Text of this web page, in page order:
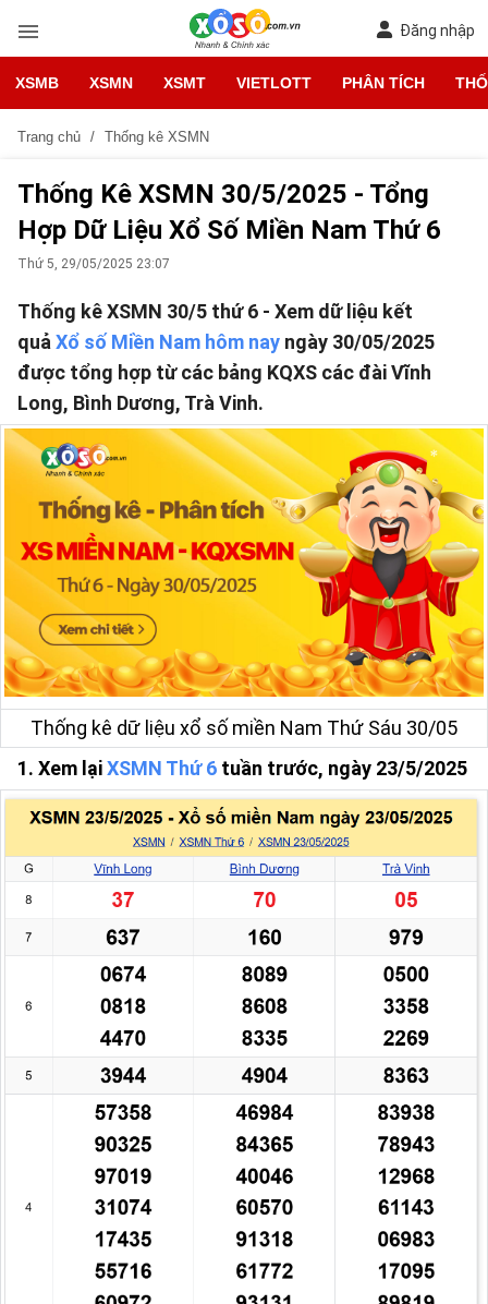
Đăng nhập
XSMB XSMN XSMT VIETLOTT PHÂN TÍCH
Trang chủ Thống kê XSMN
Thống Kê XSMN 30/5/2025 - Tổng
Hợp Dữ Liệu Xổ Số Miền Nam Thứ 6
Thứ 5, 29/05/2025 23:07
Thống kê XSMN 30/5 thứ 6 - Xem dữ liệu kết
quả Xổ số Miền Nam hôm nay ngày 30/05/2025
được tổng hợp từ các bảng KQXS các đài Vĩnh
Long, Bình Dương, Trà Vinh.
Thống kê dữ liệu xổ số miền Nam Thứ Sáu 30/05
1. Xem lạiXSMN Thứ 6 tuần trước, ngày 23/5/2025